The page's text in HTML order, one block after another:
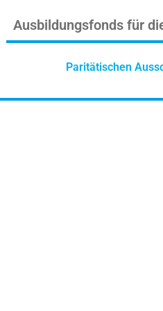
Ausbildungsfonds für
Paritätischen